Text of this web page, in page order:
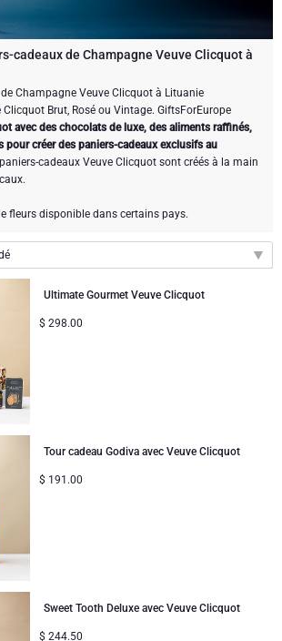
au Champagne
et de vin
alcool
et Champagne
chocolats Belges
chocolats Belges
d'Affaires
cadeaux de Champagne Veuve Clicquot à
Champagne Veuve Clicquot à Lituanie
Brut, Rosé ou Vintage. GiftsForEurope
avec des chocolats de luxe, des aliments raffinés,
pour créer des paniers-cadeaux exclusifs au
cadeaux Veuve Clicquot sont créés à la main
fleurs disponible dans certains pays.
Ultimate Gourmet Veuve Clicquot
$ 298.00
Tour cadeau Godiva avec Veuve Clicquot
$ 191.00
Sweet Tooth Deluxe avec Veuve Clicquot
$ 244.50